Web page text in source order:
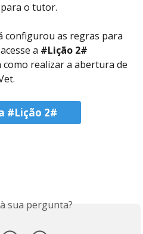
o tutor.
configurou as regras para
a #Lição 2#
como realizar a abertura de
#Lição 2#
sua pergunta?